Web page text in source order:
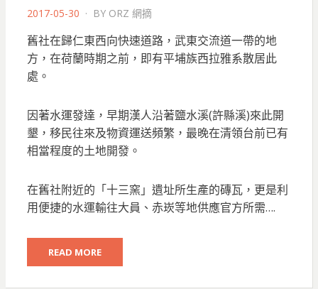
POSTED
2017-05-30 BY ORZ 網摘
舊社在歸仁東西向快速道路，武東交流道一帶的地
方，在荷蘭時期之前，即有平埔族西拉雅系散居此
處。
因著水運發達，早期漢人沿著鹽水溪(許縣溪)來此開
墾，移民往來及物資運送頻繁，最晚在清領台前已有
相當程度的土地開發。
在舊社附近的「十三窯」遺址所生產的磚瓦，更是利
用便捷的水運輸往大員、赤崁等地供應官方所需….
READ MORE